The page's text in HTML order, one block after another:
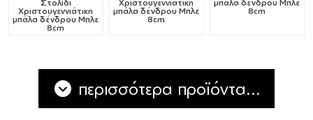
Στολίδι
Χριστουγεννιάτικη
μπάλα δένδρου Μπλε
8cm
Χριστουγεννιάτικη
μπάλα δένδρου Μπλε
8cm
μπάλα δένδρου Μπλε
8cm
περισσότερα προϊόντα...